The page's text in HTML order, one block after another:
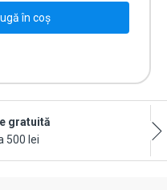
în coș
gratuită
500 lei